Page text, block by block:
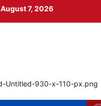
August 7, 2026